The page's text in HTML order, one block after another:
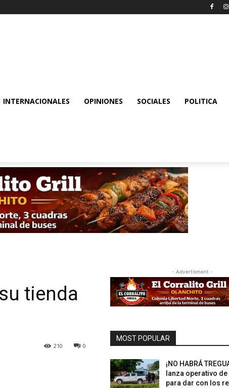
INTERNACIONALES OPINIONES SOCIALES POLITICA
tienda
0
210
- Advertisment -
MOST POPULAR
¡NO HABRÁ
lanza operativo
para dar con los